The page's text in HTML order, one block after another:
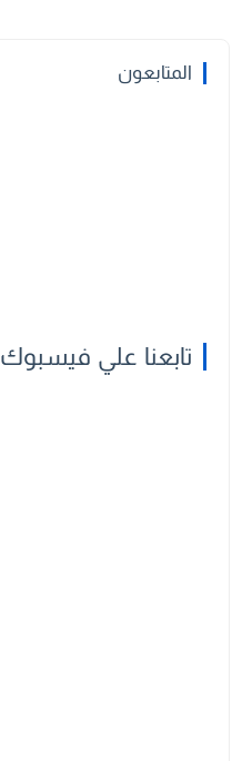
المتابعون
تابعنا علي فيسبوك